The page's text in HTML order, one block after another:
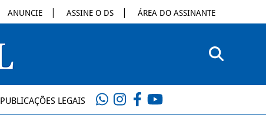
ANUNCIE ASSINE O DS ÁREA DO ASSINANTE
PUBLICAÇÕES LEGAIS